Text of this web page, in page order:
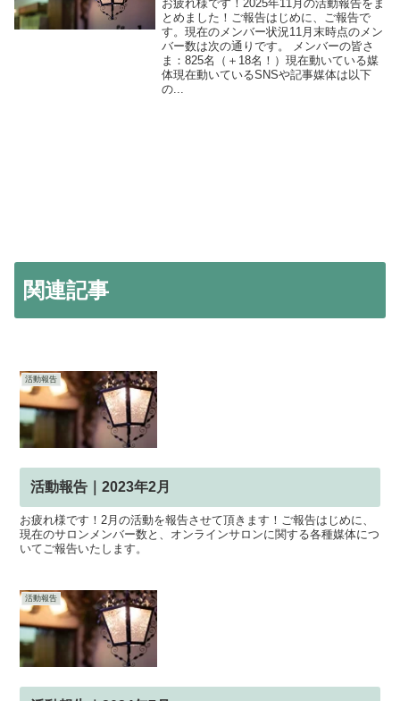
お疲れ様です！2025年11月の活動報告をま
とめました！ご報告はじめに、ご報告で
す。現在のメンバー状況11月末時点のメン
バー数は次の通りです。 メンバーの皆さ
ま：825名（＋18名！）現在動いている媒
体現在動いているSNSや記事媒体は以下
の...
関連記事
活動報告
活動報告｜2023年2月
お疲れ様です！2月の活動を報告させて頂きます！ご報告はじめに、
現在のサロンメンバー数と、オンラインサロンに関する各種媒体につ
いてご報告いたします。
活動報告